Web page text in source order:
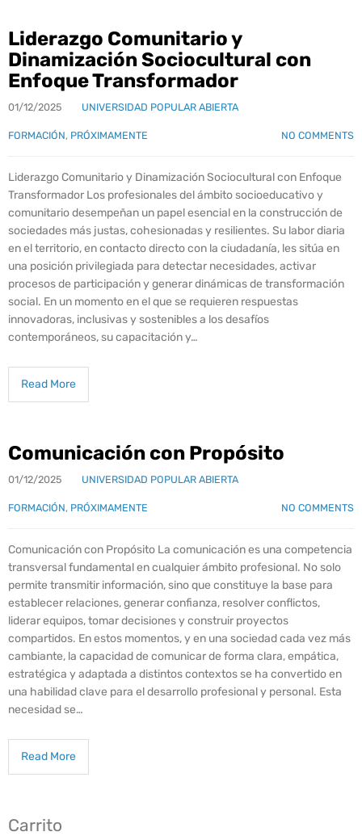
Liderazgo Comunitario y
Dinamización Sociocultural con
Enfoque Transformador
01/12/2025 UNIVERSIDAD POPULAR ABIERTA
FORMACIÓN, PRÓXIMAMENTE NO COMMENTS
Liderazgo Comunitario y Dinamización Sociocultural con Enfoque
Transformador Los profesionales del ámbito socioeducativo y
comunitario desempeñan un papel esencial en la construcción de
sociedades más justas, cohesionadas y resilientes. Su labor diaria
en el territorio, en contacto directo con la ciudadanía, les sitúa en
una posición privilegiada para detectar necesidades, activar
procesos de participación y generar dinámicas de transformación
social. En un momento en el que se requieren respuestas
innovadoras, inclusivas y sostenibles a los desafíos
contemporáneos, su capacitación y…
Read More
Comunicación con Propósito
01/12/2025 UNIVERSIDAD POPULAR ABIERTA
FORMACIÓN, PRÓXIMAMENTE NO COMMENTS
Comunicación con Propósito La comunicación es una competencia
transversal fundamental en cualquier ámbito profesional. No solo
permite transmitir información, sino que constituye la base para
establecer relaciones, generar confianza, resolver conflictos,
liderar equipos, tomar decisiones y construir proyectos
compartidos. En estos momentos, y en una sociedad cada vez más
cambiante, la capacidad de comunicar de forma clara, empática,
estratégica y adaptada a distintos contextos se ha convertido en
una habilidad clave para el desarrollo profesional y personal. Esta
necesidad se…
Read More
Carrito